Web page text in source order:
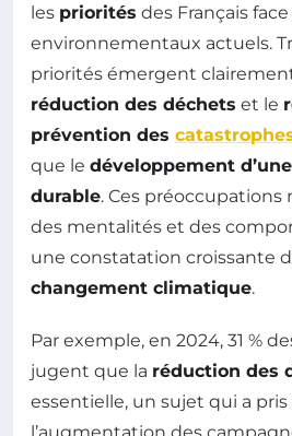
les priorités des Français
environnementaux actuels.
priorités émergent
réduction des déchets et le
prévention des
que le développement
durable. Ces préoccupations
des mentalités et des
une constatation croissante
changement climatique.
Par exemple, en 2024, 31 %
jugent que la réduction des
essentielle, un sujet qui a pris